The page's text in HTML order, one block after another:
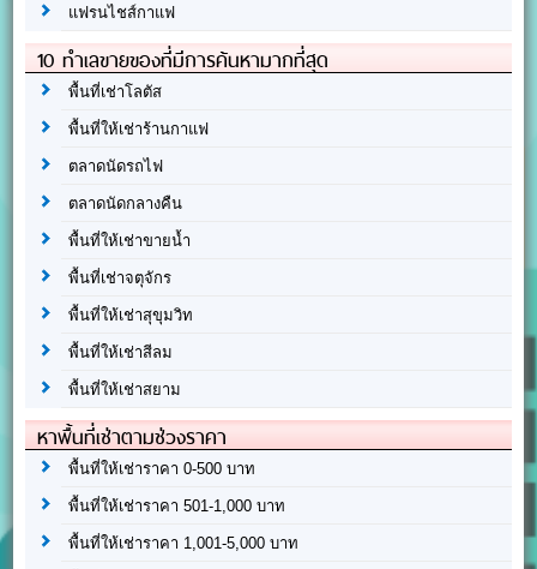
แฟรนไชส์กาแฟ
10 ทำเลขายของที่มีการค้นหามากที่สุด
พื้นที่เช่าโลตัส
พื้นที่ให้เช่าร้านกาแฟ
ตลาดนัดรถไฟ
ตลาดนัดกลางคืน
พื้นที่ให้เช่าขายน้ำ
พื้นที่เช่าจตุจักร
พื้นที่ให้เช่าสุขุมวิท
พื้นที่ให้เช่าสีลม
พื้นที่ให้เช่าสยาม
หาพื้นที่เช่าตามช่วงราคา
พื้นที่ให้เช่าราคา 0-500 บาท
พื้นที่ให้เช่าราคา 501-1,000 บาท
พื้นที่ให้เช่าราคา 1,001-5,000 บาท